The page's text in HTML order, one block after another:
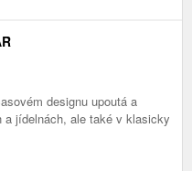
designu upoutá a
jídelnách, ale také v klasicky